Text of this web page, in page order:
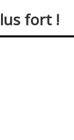
fort !